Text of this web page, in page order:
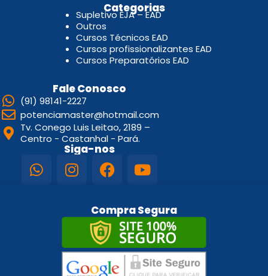
Categorias
Supletivo EJA – EAD
Outros
Cursos Técnicos EAD
Cursos profissionalizantes EAD
Cursos Preparatórios EAD
Fale Conosco
(91) 98141-2227
potenciamaster@hotmail.com
Tv. Conego Luis Leitao, 2189 –
Centro - Castanhal - Pará.
Siga-nos
Compra Segura